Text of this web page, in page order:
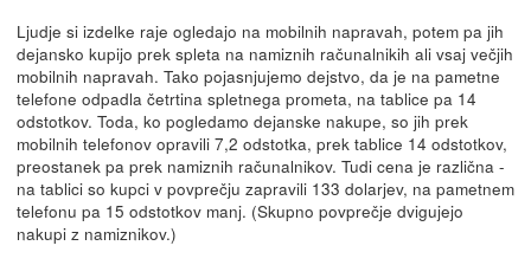
Ljudje si izdelke raje ogledajo na mobilnih napravah, potem pa jih
dejansko kupijo prek spleta na namiznih računalnikih ali vsaj večjih
mobilnih napravah. Tako pojasnjujemo dejstvo, da je na pametne
telefone odpadla četrtina spletnega prometa, na tablice pa 14
odstotkov. Toda, ko pogledamo dejanske nakupe, so jih prek
mobilnih telefonov opravili 7,2 odstotka, prek tablice 14 odstotkov,
preostanek pa prek namiznih računalnikov. Tudi cena je različna -
na tablici so kupci v povprečju zapravili 133 dolarjev, na pametnem
telefonu pa 15 odstotkov manj. (Skupno povprečje dvigujejo
nakupi z namiznikov.)